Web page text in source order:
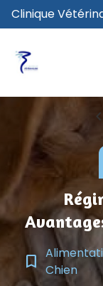
Clinique
chevron_left
bookmark_border Chien